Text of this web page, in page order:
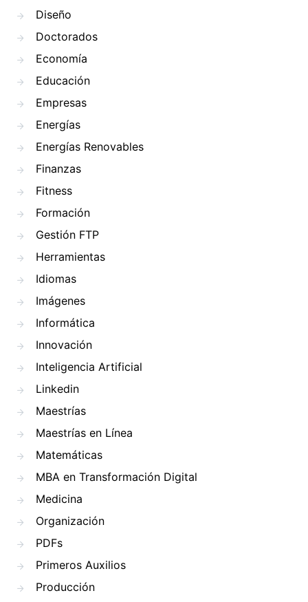
Diseño
Doctorados
Economía
Educación
Empresas
Energías
Energías Renovables
Finanzas
Fitness
Formación
Gestión FTP
Herramientas
Idiomas
Imágenes
Informática
Innovación
Inteligencia Artificial
Linkedin
Maestrías
Maestrías en Línea
Matemáticas
MBA en Transformación Digital
Medicina
Organización
PDFs
Primeros Auxilios
Producción